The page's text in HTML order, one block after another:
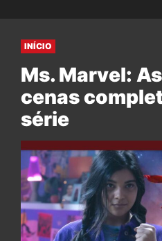
INÍCIO
Ms. Marvel:
cenas
série